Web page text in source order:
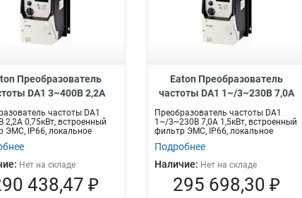
Преобразователь
DA1 3~400В 2,2A
встроенный фильтр
IP66, локальное
DA1-342D2FB-
частоты DA1
2,2A 0,75кВт, встроенный
ЭМС, IP66, локальное
Нет на складе
438,47 ₽
Eaton Преобразователь
частоты DA1 1~/3~230В 7,0A
1,5кВт, встроенный фильтр
ЭМС, IP66, локальное
управление DA1-127D0FB-
Преобразователь частоты DA1
1~/3~230В 7,0A 1,5кВт, встроенный
фильтр ЭМС, IP66, локальное
Подробнее
Наличие: Нет на складе
295 698,30 ₽